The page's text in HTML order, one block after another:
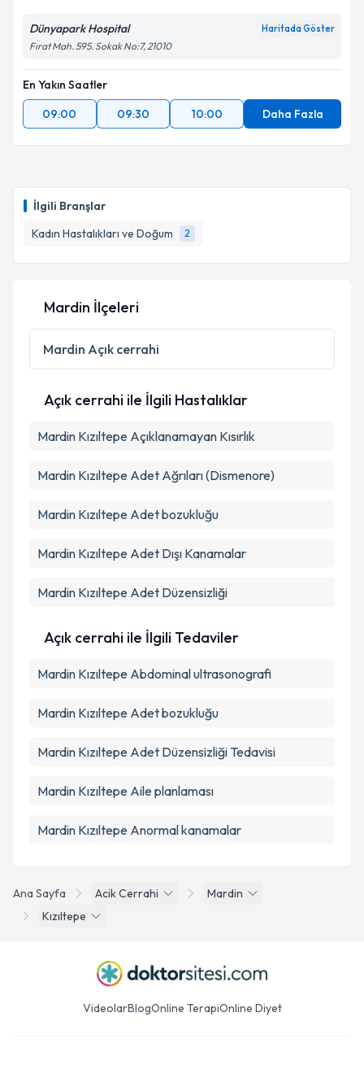
İlgili Branşlar
Kadın Hastalıkları ve Doğum
2
Dünyapark Hospital Haritada Göster
Fırat Mah. 595. Sokak No:7, 21010
En Yakın Saatler
09:00
09:30 10:00 Daha Fazla
Ana Sayfa Acik Cerrahi
Mardin
Kızıltepe
Mardin İlçeleri
Mardin Açık cerrahi
Açık cerrahi ile İlgili Hastalıklar
Mardin Kızıltepe Açıklanamayan Kısırlık
Mardin Kızıltepe Adet Ağrıları (Dismenore)
Mardin Kızıltepe Adet bozukluğu
Mardin Kızıltepe Adet Dışı Kanamalar
Mardin Kızıltepe Adet Düzensizliği
Açık cerrahi ile İlgili Tedaviler
Mardin Kızıltepe Abdominal ultrasonografi
Mardin Kızıltepe Adet bozukluğu
Mardin Kızıltepe Adet Düzensizliği Tedavisi
Mardin Kızıltepe Aile planlaması
Mardin Kızıltepe Anormal kanamalar
VideolarBlogOnline TerapiOnline Diyet